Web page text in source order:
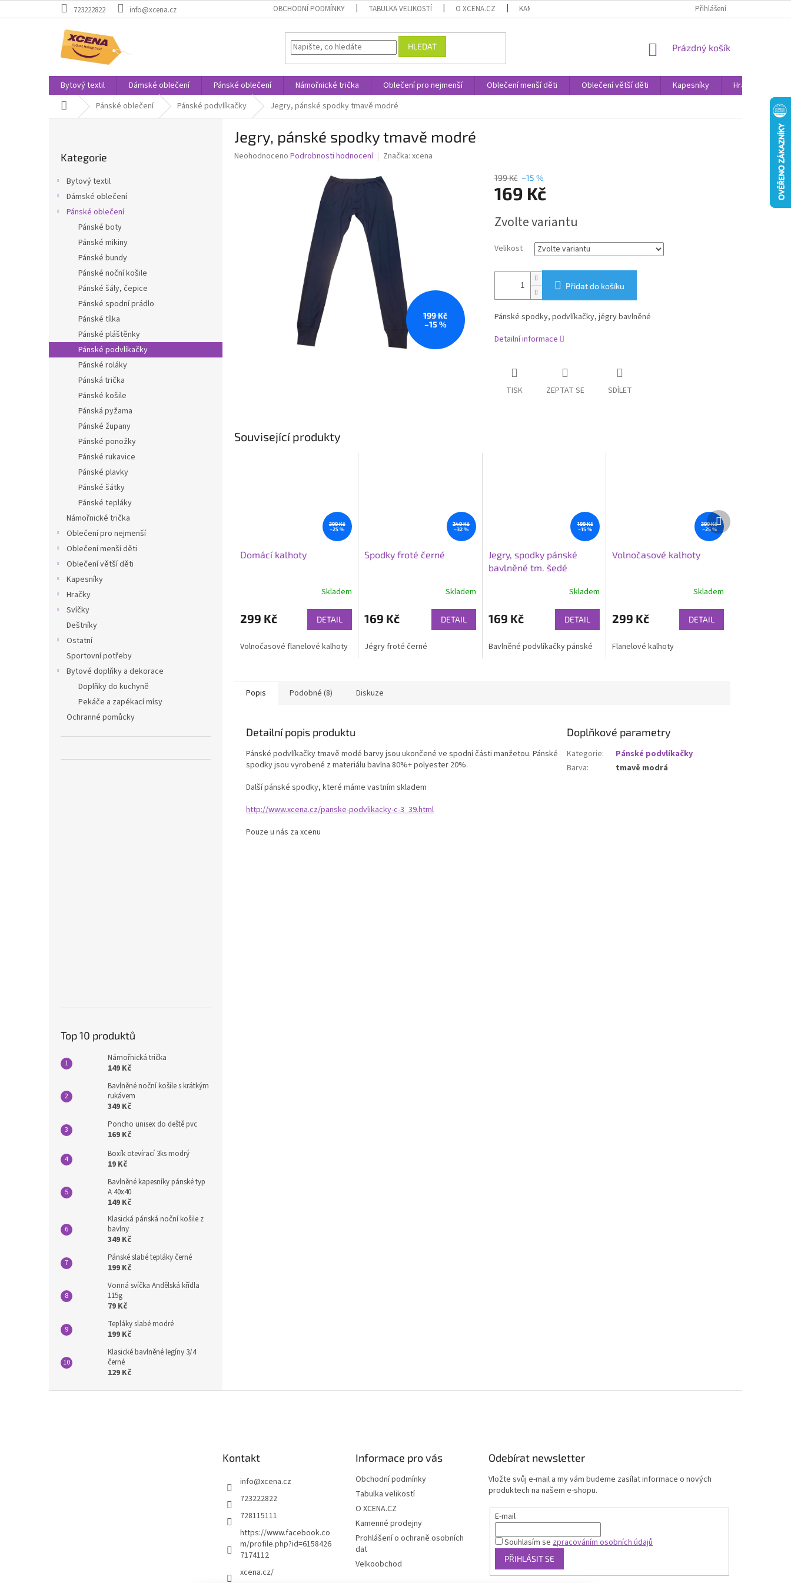
na
723222822 info@xcena.cz OBCHODNÍ PODMÍNKY TABULKA VELIKOSTÍ O XCENA.CZ KAMENNÉ PRODEJNY PROHLÁŠENÍ O OCHRANĚ OSOBNÍCH DAT
Přihlášení
HLEDAT
NÁKUPNÍ
Prázdný košík
Bytový textil Dámské oblečení Pánské oblečení Námořnické trička Oblečení pro nejmenší Oblečení menší děti Oblečení větší děti Kapesníky Hračky
Domů Pánské oblečení Pánské podvlíkačky Jegry, pánské spodky tmavě modré
kategorie
Kategorie
Bytový textil
Dámské oblečení
Pánské oblečení
Pánské boty
Pánské mikiny
Pánské bundy
Pánské noční košile
Pánské šály, čepice
Pánské spodní prádlo
Pánské tílka
Pánské pláštěnky
Pánské podvlíkačky
Pánské roláky
Pánská trička
Pánské košile
Pánská pyžama
Pánské župany
Pánské ponožky
Pánské rukavice
Pánské plavky
Pánské šátky
Pánské tepláky
Námořnické trička
Oblečení pro nejmenší
Oblečení menší děti
Oblečení větší děti
Kapesníky
Hračky
Svíčky
Deštníky
Ostatní
Sportovní potřeby
Bytové doplňky a dekorace
Doplňky do kuchyně
Pekáče a zapékací mísy
Ochranné pomůcky
Top 10 produktů
Námořnická trička
149 Kč
Bavlněné noční košile s krátkým
rukávem
349 Kč
Poncho unisex do deště pvc
169 Kč
Boxík otevírací 3ks modrý
19 Kč
Bavlněné kapesníky pánské typ
A 40x40
149 Kč
Klasická pánská noční košile z
bavlny
349 Kč
Pánské slabé tepláky černé
199 Kč
Vonná svíčka Andělská křídla
115g
79 Kč
Tepláky slabé modré
199 Kč
Klasické bavlněné legíny 3/4
černé
129 Kč
Jegry, pánské spodky tmavě modré
Průměrné
Neohodnoceno Podrobnosti hodnocení Značka: xcena
199 Kč
–15 %
199 Kč –15 %
169 Kč
cena:
Zvolte variantu
Velikost
Přidat do košíku
Pánské spodky, podvlíkačky, jégry bavlněné
Detailní informace
TISK ZEPTAT SE SDÍLET
Související produkty
399 Kč
–25 %
Domácí kalhoty
Skladem
299 Kč DETAIL
Volnočasové flanelové kalhoty
249 Kč
–32 %
Spodky froté černé
Skladem
169 Kč DETAIL
Jégry froté černé
199 Kč
–15 %
Jegry, spodky pánské
bavlněné tm. šedé
Skladem
169 Kč DETAIL
Bavlněné podvlíkačky pánské
399 Kč
–25 %
Volnočasové kalhoty
Skladem
299 Kč DETAIL
Flanelové kalhoty
Další
produkt
Popis Podobné (8) Diskuze
Detailní popis produktu
Pánské podvlíkačky tmavě modé barvy jsou ukončené ve spodní části manžetou. Pánské
spodky jsou vyrobené z materiálu bavlna 80%+ polyester 20%.
Další pánské spodky, které máme vastním skladem
http://www.xcena.cz/panske-podvlikacky-c-3_39.html
Pouze u nás za xcenu
Doplňkové parametry
Kategorie:
Pánské podvlíkačky
Barva: tmavě modrá
Kontakt
info@xcena.cz
723222822
728115111
https://www.facebook.co
m/profile.php?id=6158426
7174112
xcena.cz/
Informace pro vás
Obchodní podmínky
Tabulka velikostí
O XCENA.CZ
Kamenné prodejny
Prohlášení o ochraně osobních
dat
Velkoobchod
Odebírat newsletter
Vložte svůj e-mail a my vám budeme zasílat informace o nových
produktech na našem e-shopu.
E-mail
Souhlasím se zpracováním osobních údajů
PŘIHLÁSIT SE